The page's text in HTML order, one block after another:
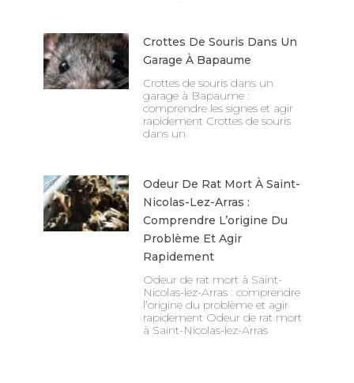
Crottes De Souris Dans Un
Garage À Bapaume
Crottes de souris dans un
garage à Bapaume :
comprendre les signes et agir
rapidement Crottes de souris
dans un
Odeur De Rat Mort À Saint-
Nicolas-Lez-Arras :
Comprendre L’origine Du
Problème Et Agir
Rapidement
Odeur de rat mort à Saint-
Nicolas-lez-Arras : comprendre
l’origine du problème et agir
rapidement Odeur de rat mort
à Saint-Nicolas-lez-Arras